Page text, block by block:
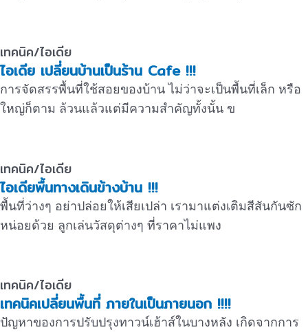
เทคนิค/ไอเดีย
ไอเดีย เปลี่ยนบ้านเป็นร้าน Cafe !!!
การจัดสรรพื้นที่ใช้สอยของบ้าน ไม่ว่าจะเป็นพื้นที่เล็ก หรือ
ใหญ่ก็ตาม ล้วนแล้วแต่มีความสำคัญทั้งนั้น ข
เทคนิค/ไอเดีย
ไอเดียพื้นทางเดินข้างบ้าน !!!
พื้นที่ว่างๆ อย่าปล่อยให้เสียเปล่า เรามาแต่งเติมสีสันกันซัก
หน่อยด้วย ลูกเล่นวัสดุต่างๆ ที่ราคาไม่แพง
เทคนิค/ไอเดีย
เทคนิคเปลี่ยนพื้นที่ ภายในเป็นภายนอก !!!!
ปัญหาของการปรับปรุงทาวน์เฮ้าส์ในบางหลัง เกิดจากการ